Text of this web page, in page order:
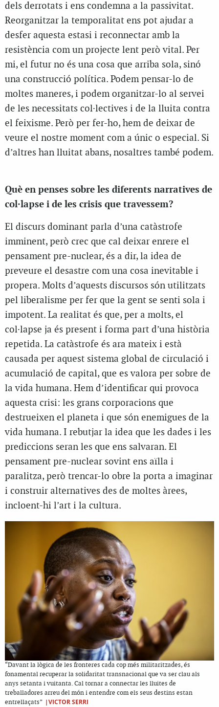
dels derrotats i ens condemna a la passivitat.
Reorganitzar la temporalitat ens pot ajudar a
desfer aquesta estasi i reconnectar amb la
resistència com un projecte lent però vital. Per
mi, el futur no és una cosa que arriba sola, sinó
una construcció política. Podem pensar-lo de
moltes maneres, i podem organitzar-lo al servei
de les necessitats col·lectives i de la lluita contra
el feixisme. Però per fer-ho, hem de deixar de
veure el nostre moment com a únic o especial. Si
d’altres han lluitat abans, nosaltres també podem.
Què en penses sobre les diferents narratives de
col·lapse i de les crisis que travessem?
El discurs dominant parla d’una catàstrofe
imminent, però crec que cal deixar enrere el
pensament pre-nuclear, és a dir, la idea de
preveure el desastre com una cosa inevitable i
propera. Molts d’aquests discursos són utilitzats
pel liberalisme per fer que la gent se senti sola i
impotent. La realitat és que, per a molts, el
col·lapse ja és present i forma part d’una història
repetida. La catàstrofe és ara mateix i està
causada per aquest sistema global de circulació i
acumulació de capital, que es valora per sobre de
la vida humana. Hem d’identificar qui provoca
aquesta crisi: les grans corporacions que
destrueixen el planeta i que són enemigues de la
vida humana. I rebutjar la idea que les dades i les
prediccions seran les que ens salvaran. El
pensament pre-nuclear sovint ens aïlla i
paralitza, però trencar-lo obre la porta a imaginar
i construir alternatives des de moltes àrees,
incloent-hi l’art i la cultura.
“Davant la lògica de les fronteres cada cop més militaritzades, és
fonamental recuperar la solidaritat transnacional que va ser clau als
anys setanta i vuitanta. Cal tornar a connectar les lluites de
treballadores arreu del món i entendre com els seus destins estan
entrellaçats” |VICTOR SERRI